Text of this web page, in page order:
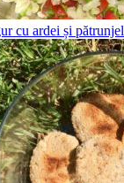
cu ardei și pătrunjel